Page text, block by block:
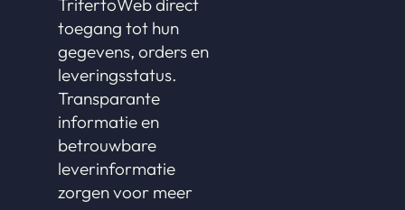
TrifertoWeb direct
toegang tot hun
gegevens, orders en
leveringsstatus.
Transparante
informatie en
betrouwbare
leverinformatie
zorgen voor meer